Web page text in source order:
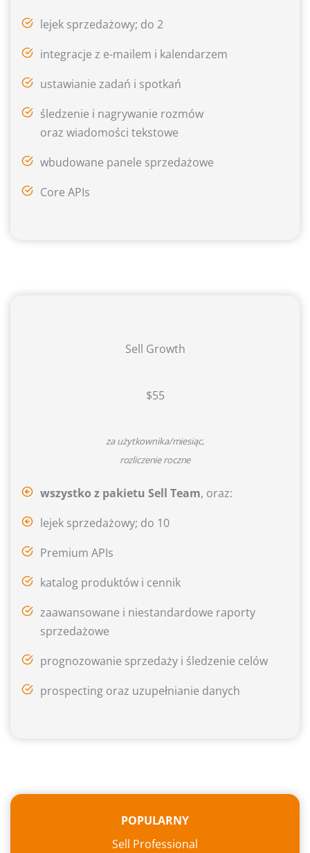
lejek sprzedażowy; do 2
integracje z e-mailem i kalendarzem
ustawianie zadań i spotkań
śledzenie i nagrywanie rozmów
oraz wiadomości tekstowe
wbudowane panele sprzedażowe
Core APIs
Sell Growth
$55
za użytkownika/miesiąc,
rozliczenie roczne
wszystko z pakietu Sell Team, oraz:
lejek sprzedażowy; do 10
Premium APIs
katalog produktów i cennik
zaawansowane i niestandardowe raporty
sprzedażowe
prognozowanie sprzedaży i śledzenie celów
prospecting oraz uzupełnianie danych
POPULARNY
Sell Professional